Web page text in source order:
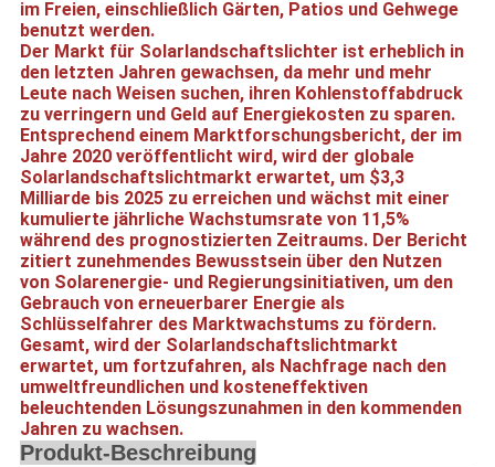
im Freien, einschließlich Gärten, Patios und Gehwege
benutzt werden.
Der Markt für Solar landschaftslichter ist erheblich in
den letzten Jahren gewachsen, da mehr und mehr
Leute nach Weisen suchen, ihren Kohlenstoffabdruck
zu verringern und Geld auf Energiekosten zu sparen.
Entsprechend einem Marktforschungsbericht, der im
Jahre 2020 veröffentlicht wird, wird der globale
Solarlandschaftslichtmarkt erwartet, um $3,3
Milliarde bis 2025 zu erreichen und wächst mit einer
kumulierte jährliche Wachstumsrate von 11,5%
während des prognostizierten Zeitraums. Der Bericht
zitiert zunehmendes Bewusstsein über den Nutzen
von Solarenergie- und Regierungsinitiativen, um den
Gebrauch von erneuerbarer Energie als
Schlüsselfahrer des Marktwachstums zu fördern.
Gesamt, wird der Solarlandschaftslichtmarkt
erwartet, um fortzufahren, als Nachfrage nach den
umweltfreundlichen und kosteneffektiven
beleuchtenden Lösungszunahmen in den kommenden
Jahren zu wachsen.
Produkt-Beschreibung